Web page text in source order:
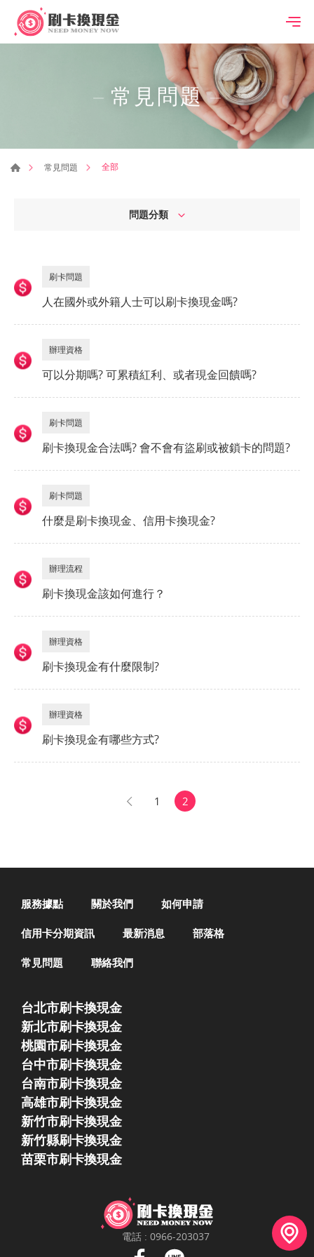
常見問題
常見問題 全部
問題分類
刷卡問題
人在國外或外籍人士可以刷卡換現金嗎?
辦理資格
可以分期嗎? 可累積紅利、或者現金回饋嗎?
刷卡問題
刷卡換現金合法嗎? 會不會有盜刷或被鎖卡的問題?
刷卡問題
什麼是刷卡換現金、信用卡換現金?
辦理流程
刷卡換現金該如何進行？
辦理資格
刷卡換現金有什麼限制?
辦理資格
刷卡換現金有哪些方式?
1 2
服務據點 關於我們 如何申請
信用卡分期資訊 最新消息 部落格
常見問題 聯絡我們
台北市刷卡換現金
新北市刷卡換現金
桃園市刷卡換現金
台中市刷卡換現金
台南市刷卡換現金
高雄市刷卡換現金
新竹市刷卡換現金
新竹縣刷卡換現金
苗栗市刷卡換現金
電話 : 0966-203037